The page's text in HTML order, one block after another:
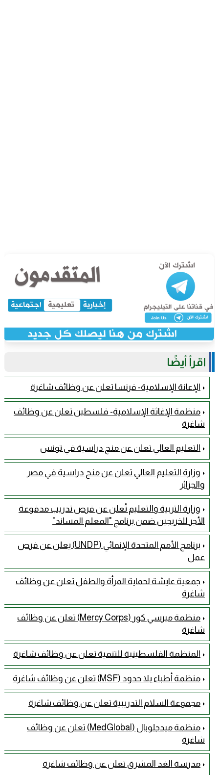
اقرأ أيضًا
الإعانة الإسلامية- فرنسا تعلن عن وظائف شاغرة
منظمة الإغاثة الإسلامية- فلسطين تعلن عن وظائف
شاغرة
التعليم العالي تعلن عن منح دراسية في تونس
وزارة التعليم العالي تعلن عن منح دراسية في مصر
والجزائر
وزارة التربية والتعليم تُعلن عن فرص تدريب مدفوعة
الأجر للخريجين ضمن برنامج "المعلم المساند"
برنامج الأمم المتحدة الإنمائي (UNDP) يعلن عن فرص
عمل
جمعية عايشة لحماية المرأة والطفل تعلن عن وظائف
شاغرة
منظمة ميرسي كور (Mercy Corps) تعلن عن وظائف
شاغرة
المنظمة الفلسطينية للتنمية تعلن عن وظائف شاغرة
منظمة أطباء بلا حدود (MSF) تعلن عن وظائف شاغرة
مجموعة السلام التدريبية تعلن عن وظائف شاغرة
منظمة ميدجلوبال (MedGlobal) تعلن عن وظائف
شاغرة
مدرسة الغد المشرق تعلن عن وظائف شاغرة